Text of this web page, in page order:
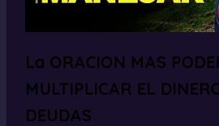
La ORACION MAS
MULTIPLICAR EL
DEUDAS